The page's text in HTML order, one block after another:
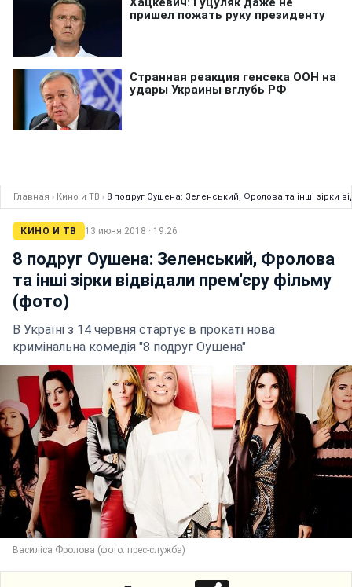
Главная › Кино и ТВ › 8 подруг Оушена: Зеленський, Фролова та інші зірки
КИНО И ТВ 13 июня 2018 · 19:26
8 подруг Оушена: Зеленський, Фролова
та інші зірки відвідали прем'єру фільму
(фото)
В Україні з 14 червня стартує в прокаті нова
кримінальна комедія "8 подруг Оушена"
Василіса Фролова (фото: прес-служба)